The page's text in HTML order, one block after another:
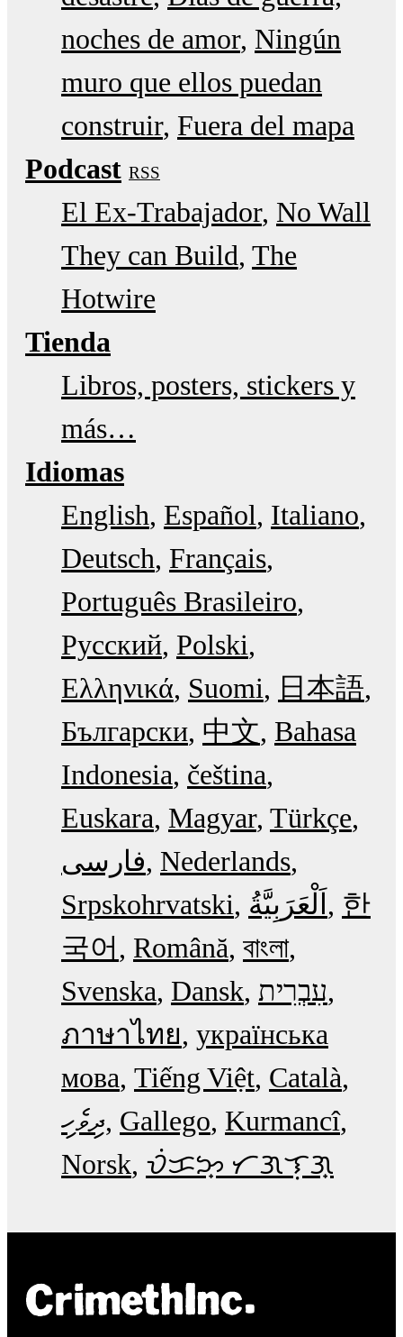
noches de amor Ningún
muro que ellos puedan
construir Fuera del mapa
Podcast RSS
El Ex-Trabajador No Wall
They can Build The
Hotwire
Tienda
Libros, posters, stickers y
más…
Idiomas
English Español Italiano
Deutsch Français
Português Brasileiro
Русский Polski
Ελληνικά Suomi
日本語
Български 中文 Bahasa
Indonesia čeština
Euskara Magyar Türkçe
فارسی Nederlands
Srpskohrvatski
한
국어
Română বাংলা
Svenska Dansk עִבְרִית
ภาษาไทย українська
мова Tiếng Việt Català
ދިވެހި Gallego Kurmancî
Norsk ᜏᜒᜃᜅ᜔ ᜆᜄᜎᜓᜄ᜔